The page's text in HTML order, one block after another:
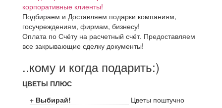
корпоративные клиенты!
Подбираем и Доставляем подарки компаниям,
госучреждениям, фирмам, бизнесу!
Оплата по Счёту на расчетный счёт. Предоставляем
все закрывающие сделку документы!
..кому и когда подарить:)
ЦВЕТЫ ПЛЮС
+ Выбирай!
Цветы поштучно